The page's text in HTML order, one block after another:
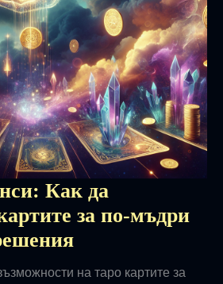
Как да
за по-мъдри
на таро картите за